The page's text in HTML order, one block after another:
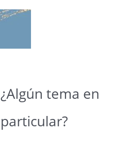
¿Algún tema en
particular?